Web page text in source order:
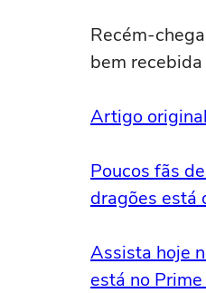
Recém-
bem
Artigo
Poucos fãs
dragões está
Assista hoje
está no